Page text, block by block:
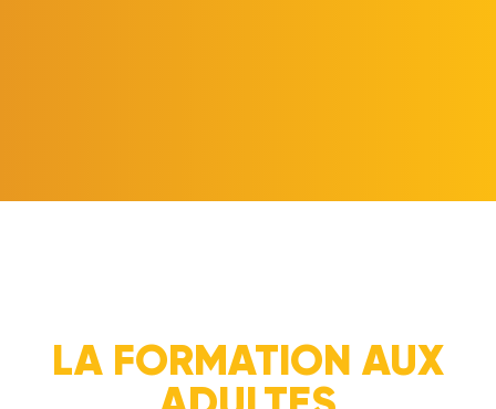
LA FORMATION AUX